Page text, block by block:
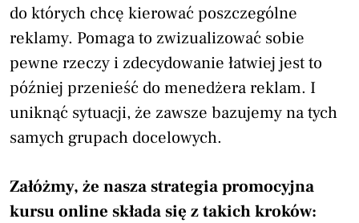
do których chcę kierować poszczególne
reklamy. Pomaga to zwizualizować sobie
pewne rzeczy i zdecydowanie łatwiej jest to
później przenieść do menedżera reklam. I
uniknąć sytuacji, że zawsze bazujemy na tych
samych grupach docelowych.
Załóżmy, że nasza strategia promocyjna
kursu online składa się z takich kroków: